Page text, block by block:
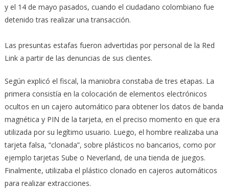
y el 14 de mayo pasados, cuando el ciudadano colombiano fue
detenido tras realizar una transacción.
Las presuntas estafas fueron advertidas por personal de la Red
Link a partir de las denuncias de sus clientes.
Según explicó el fiscal, la maniobra constaba de tres etapas. La
primera consistía en la colocación de elementos electrónicos
ocultos en un cajero automático para obtener los datos de banda
magnética y PIN de la tarjeta, en el preciso momento en que era
utilizada por su legítimo usuario. Luego, el hombre realizaba una
tarjeta falsa, “clonada”, sobre plásticos no bancarios, como por
ejemplo tarjetas Sube o Neverland, de una tienda de juegos.
Finalmente, utilizaba el plástico clonado en cajeros automáticos
para realizar extracciones.